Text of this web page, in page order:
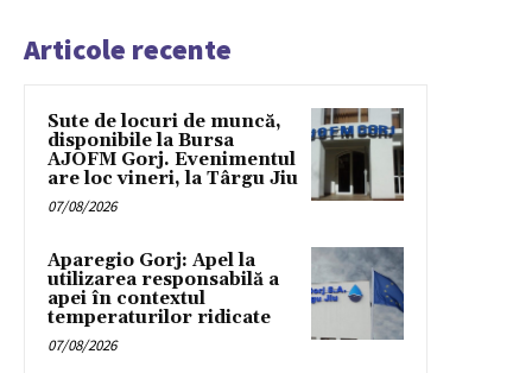
Articole recente
Sute de locuri de muncă,
disponibile la Bursa
AJOFM Gorj. Evenimentul
are loc vineri, la Târgu Jiu
07/08/2026
Aparegio Gorj: Apel la
utilizarea responsabilă a
apei în contextul
temperaturilor ridicate
07/08/2026